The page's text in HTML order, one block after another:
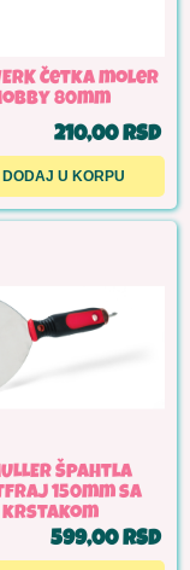
Četka moler
80mm
210,00 RSD
DODAJ U KORPU
Špahtla
150mm sa
krstakom
599,00 RSD